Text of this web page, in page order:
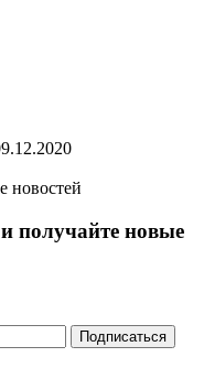
новостей
получайте новые